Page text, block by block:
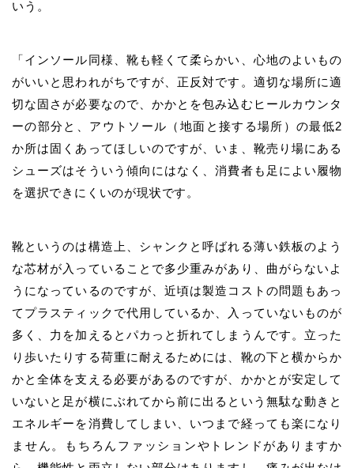
いう。
「インソール同様、靴も軽くて柔らかい、心地のよいもの
がいいと思われがちですが、正反対です。適切な場所に適
切な固さが必要なので、かかとを包み込むヒールカウンタ
ーの部分と、アウトソール（地面と接する場所）の最低2
か所は固くあってほしいのですが、いま、靴売り場にある
シューズはそういう傾向にはなく、消費者も足によい履物
を選択できにくいのが現状です。
靴というのは構造上、シャンクと呼ばれる薄い鉄板のよう
な芯材が入っていることで多少重みがあり、曲がらないよ
うになっているのですが、近頃は製造コストの問題もあっ
てプラスティックで代用しているか、入っていないものが
多く、力を加えるとパカっと折れてしまうんです。立った
り歩いたりする荷重に耐えるためには、靴の下と横からか
かと全体を支える必要があるのですが、かかとが安定して
いないと足が横にぶれてから前に出るという無駄な動きと
エネルギーを消費してしまい、いつまで経っても楽になり
ません。もちろんファッションやトレンドがありますか